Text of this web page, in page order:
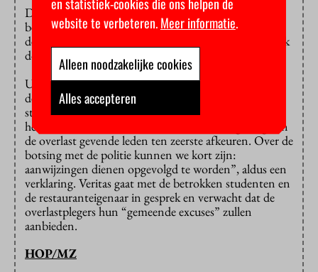
De restauranteigenaar heeftvolgenshet AD met het
bestuur van Veritas gesproken. Volgens hem betreurt
de vereniging het incident en gaat ze intern onderzoek
doen.
UPDATE: Veritas distantieert zich van het gedrag van
de studenten in het park. Ze waren er volgens de
studentenvereniging op eigen initiatief. “Toch hecht
het bestuur eraan om te melden dat we het gedrag van
de overlast gevende leden ten zeerste afkeuren. Over de
botsing met de politie kunnen we kort zijn:
aanwijzingen dienen opgevolgd te worden”, aldus een
verklaring. Veritas gaat met de betrokken studenten en
de restauranteigenaar in gesprek en verwacht dat de
overlastplegers hun “gemeende excuses” zullen
aanbieden.
HOP/MZ
website te verbeteren.Meer informatie.
Alleen noodzakelijke cookies
Alles accepteren